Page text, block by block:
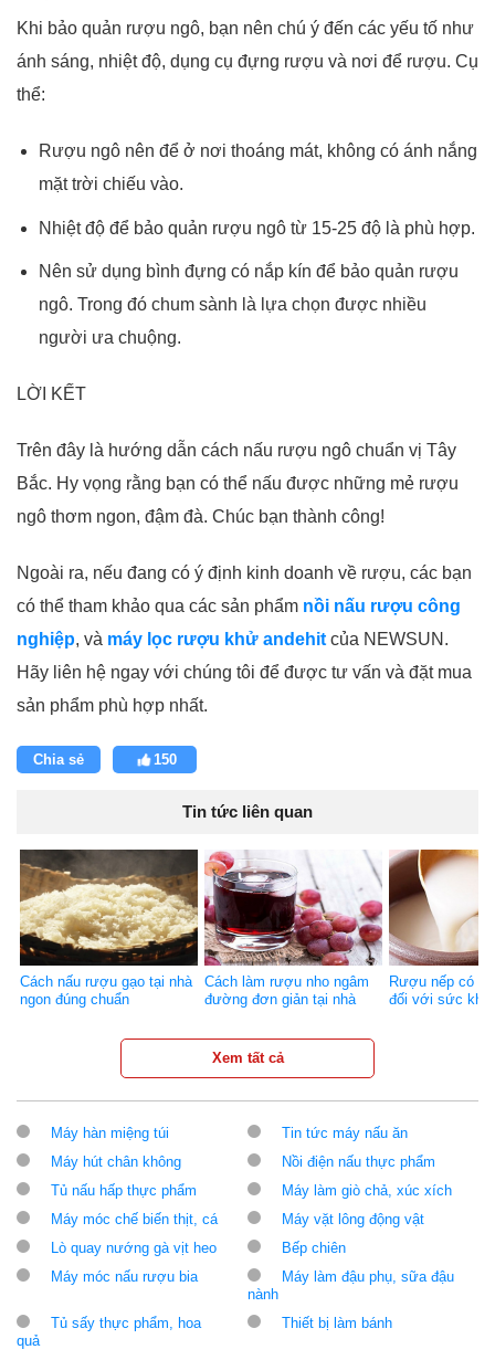
Khi bảo quản rượu ngô, bạn nên chú ý đến các yếu tố như
ánh sáng, nhiệt độ, dụng cụ đựng rượu và nơi để rượu. Cụ
thể:
Rượu ngô nên để ở nơi thoáng mát, không có ánh nắng
mặt trời chiếu vào.
Nhiệt độ để bảo quản rượu ngô từ 15-25 độ là phù hợp.
Nên sử dụng bình đựng có nắp kín để bảo quản rượu
ngô. Trong đó chum sành là lựa chọn được nhiều
người ưa chuộng.
LỜI KẾT
Trên đây là hướng dẫn cách nấu rượu ngô chuẩn vị Tây
Bắc. Hy vọng rằng bạn có thể nấu được những mẻ rượu
ngô thơm ngon, đậm đà. Chúc bạn thành công!
Ngoài ra, nếu đang có ý định kinh doanh về rượu, các bạn
có thể tham khảo qua các sản phẩm nồi nấu rượu công
nghiệp, và máy lọc rượu khử andehit của NEWSUN.
Hãy liên hệ ngay với chúng tôi để được tư vấn và đặt mua
sản phẩm phù hợp nhất.
Chia sẻ 150
Tin tức liên quan
Cách nấu rượu gạo tại nhà
ngon đúng chuẩn
Cách làm rượu nho ngâm
đường đơn giản tại nhà
Rượu nếp có
đối với sức
Xem tất cả
Máy hàn miệng túi
Tin tức máy nấu ăn
Máy hút chân không
Nồi điện nấu thực phẩm
Tủ nấu hấp thực phẩm
Máy làm giò chả, xúc xích
Máy móc chế biến thịt, cá
Máy vặt lông động vật
Lò quay nướng gà vịt heo
Bếp chiên
Máy móc nấu rượu bia
Máy làm đậu phụ, sữa đậu
nành
Tủ sấy thực phẩm, hoa
quả
Thiết bị làm bánh